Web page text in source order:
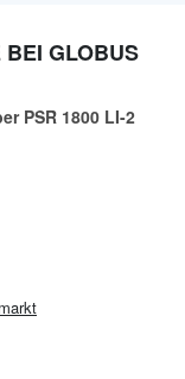
GLOBUS
PSR 1800 LI-2